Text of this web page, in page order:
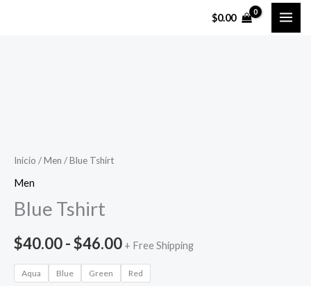
$0.00
Inicio /Men / Blue Tshirt
Men
Blue Tshirt
$40.00-$46.00
$46.00
+ Free Shipping
Aqua Blue Green Red